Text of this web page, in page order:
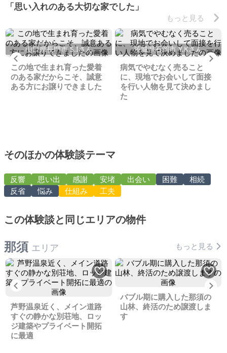
「思い入れのある大切な家でした」
もっと見る
Previous
山口県長門市 S.Iさん
この地で生まれ育った愛着
のある家だからこそ、誠意
ある方にお譲りできました
茨城県石岡市 Y.Kさん
病気でやむなく売ること
に、現地でお会いして面接
を行い人物を見て決めまし
た
そのほかの体験談テーマ
反響 思い出 感謝 安堵 出会い 困難
相続
反省
悩み 仕組み 工夫
この体験談と同じエリアの物件
那須 エリア もっと見る
Previous
芦野温泉近く、メイン道路
すぐの静かな別荘地、ロッ
ジ建築やプライベート開拓
に最適
バブル期に購入した那須の
山林、終活のため譲渡しま
す